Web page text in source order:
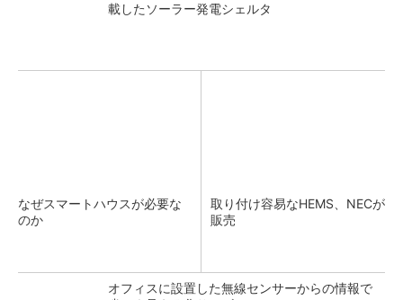
載したソーラー発電シェルタ
なぜスマートハウスが必要な
のか
取り付け容易なHEMS、NECが
販売
オフィスに設置した無線センサーからの情報で